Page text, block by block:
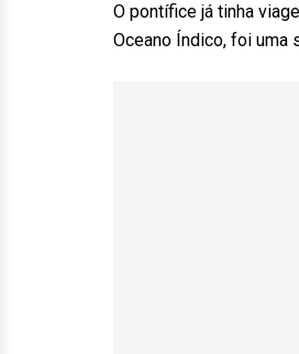
O pontífice já tinha
Oceano Índico, foi uma